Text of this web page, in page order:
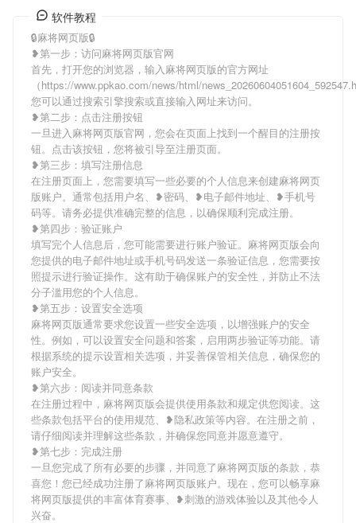
软件教程
🔒麻将网页版🔒
❥第一步：访问麻将网页版官网
首先，打开您的浏览器，输入麻将网页版的官方网址
（https://www.ppkao.com/news/html/
您可以通过搜索引擎搜索或直接输入网址来访问。
❥第二步：点击注册按钮
一旦进入麻将网页版官网，您会在页面上找到一个醒目的注册按
钮。点击该按钮，您将被引导至注册页面。
❥第三步：填写注册信息
在注册页面上，您需要填写一些必要的个人信息来创建麻将网页
版账户。通常包括用户名、❥密码、❥电子邮件地址、❥手机号
码等。请务必提供准确完整的信息，以确保顺利完成注册。
❥第四步：验证账户
填写完个人信息后，您可能需要进行账户验证。麻将网页版会向
您提供的电子邮件地址或手机号码发送一条验证信息，您需要按
照提示进行验证操作。这有助于确保账户的安全性，并防止不法
分子滥用您的个人信息。
❥第五步：设置安全选项
麻将网页版通常要求您设置一些安全选项，以增强账户的安全
性。例如，可以设置安全问题和答案，启用两步验证等功能。请
根据系统的提示设置相关选项，并妥善保管相关信息，确保您的
账户安全。
❥第六步：阅读并同意条款
在注册过程中，麻将网页版会提供使用条款和规定供您阅读。这
些条款包括平台的使用规范、❥隐私政策等内容。在注册之前，
请仔细阅读并理解这些条款，并确保您同意并愿意遵守。
❥第七步：完成注册
一旦您完成了所有必要的步骤，并同意了麻将网页版的条款，恭
喜您！您已经成功注册了麻将网页版账户。现在，您可以畅享麻
将网页版提供的丰富体育赛事、❥刺激的游戏体验以及其他令人
兴奋。